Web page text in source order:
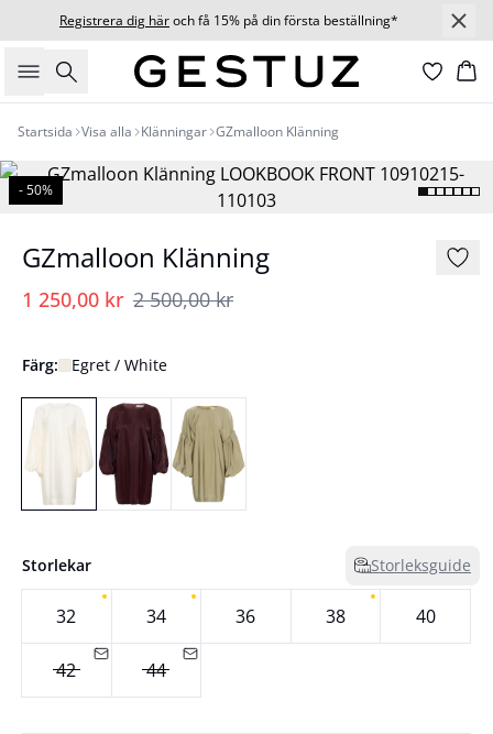
Registrera dig häroch få 15% på din första beställning*
Sök
Startsida Visa alla Klänningar GZmalloon Klänning
- 50%
GZmalloon Klänning
1 250,00 kr 2 500,00 kr
Färg: Egret / White
Storlekar Storleksguide
32 34 36 38 40
42 44